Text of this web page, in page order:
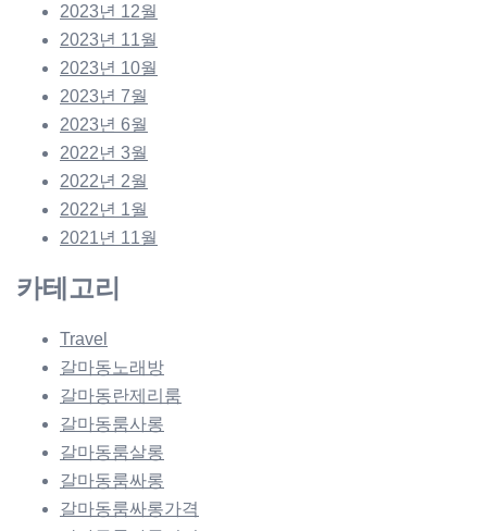
2023년 12월
2023년 11월
2023년 10월
2023년 7월
2023년 6월
2022년 3월
2022년 2월
2022년 1월
2021년 11월
카테고리
Travel
갈마동노래방
갈마동란제리룸
갈마동룸사롱
갈마동룸살롱
갈마동룸싸롱
갈마동룸싸롱가격